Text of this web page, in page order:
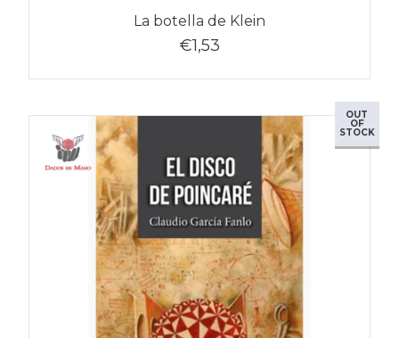
La botella de Klein
€1,53
OUT
OF
STOCK